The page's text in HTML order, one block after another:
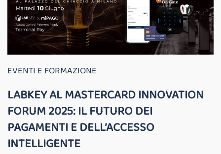
EVENTI E FORMAZIONE
LABKEY AL MASTERCARD INNOVATION
FORUM 2025: IL FUTURO DEI
PAGAMENTI E DELL’ACCESSO
INTELLIGENTE